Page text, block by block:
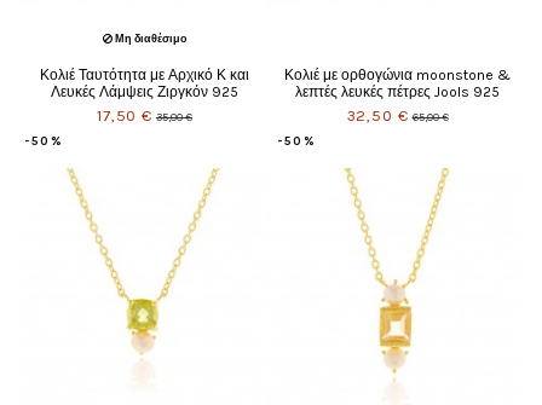
Μη διαθέσιμο
Κολιέ Ταυτότητα με Αρχικό Κ και
Λευκές Λάμψεις Ζιργκόν 925
17,50 € 35,00 €
Κολιέ με ορθογώνια moonstone &
λεπτές λευκές πέτρες Jools 925
32,50 € 65,00 €
-50% -50%